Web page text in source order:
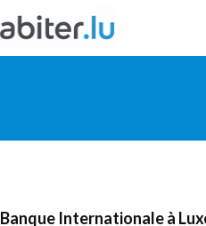
Banque Internationale à